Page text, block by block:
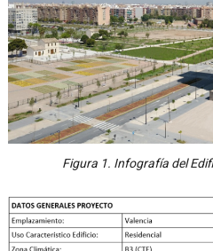
Figura 1. Infografía del